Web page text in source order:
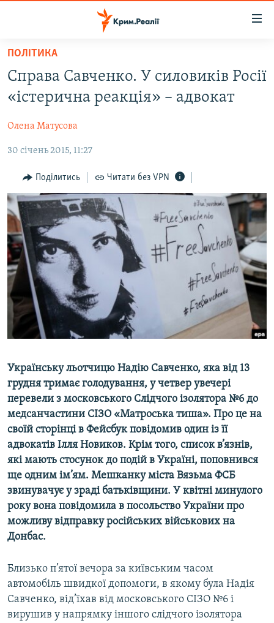
Перейти
основного
матеріалу
до
навігації
Перейти
пошуку
ВОДА.КРИМ
ВІДЕО ТА ФОТО
ПОЛІТИКА
БЛОГИ
ПОГЛЯД
ІНТЕРВ'Ю
ВСЕ ЗА ДЕНЬ
СПЕЦПРОЕКТИ
ДЕПОРТАЦІЯ
ВІДЕОУРОКИ «ELIFBE»
СВІДЧЕННЯ ОКУПАЦІЇ
УКРАЇНСЬКА ПРОБЛЕМА КРИМУ
ЯК ОБІЙТИ БЛОКУВАННЯ
Русский
Qırımtatar
Усі сайти RFE/RL
ПОЛІТИКА
Справа Савченко. У силовиків Росії
«істерична реакція» – адвокат
Олена Матусова
30 січень 2015, 11:27
Поділитись Читати без VPN
Українську льотчицю Надію Савченко, яка від 13
грудня тримає голодування, у четвер увечері
перевели з московського Слідчого ізолятора №6 до
медсанчастини СІЗО «Матроська тиша». Про це на
своїй сторінці в Фейсбук повідомив один із її
адвокатів Ілля Новиков. Крім того, список в’язнів,
які мають стосунок до подій в Україні, поповнився
ще одним ім’ям. Мешканку міста Вязьма ФСБ
звинувачує у зраді батьківщини. У квітні минулого
року вона повідомила в посольство України про
можливу відправку російських військових на
Донбас.
Близько п’ятої вечора за київським часом
автомобіль швидкої допомоги, в якому була Надія
Савченко, від’їхав від московського СІЗО №6 і
вирушив у напрямку іншого слідчого ізолятора